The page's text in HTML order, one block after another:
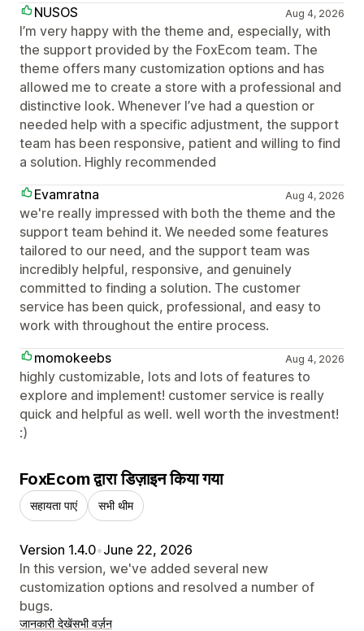
NUSOS
Aug 4, 2026
I’m very happy with the theme and, especially, with
the support provided by the FoxEcom team. The
theme offers many customization options and has
allowed me to create a store with a professional and
distinctive look. Whenever I’ve had a question or
needed help with a specific adjustment, the support
team has been responsive, patient and willing to find
a solution. Highly recommended
Evamratna
Aug 4, 2026
we're really impressed with both the theme and the
support team behind it. We needed some features
tailored to our need, and the support team was
incredibly helpful, responsive, and genuinely
committed to finding a solution. The customer
service has been quick, professional, and easy to
work with throughout the entire process.
momokeebs
Aug 4, 2026
highly customizable, lots and lots of features to
explore and implement! customer service is really
quick and helpful as well. well worth the investment!
:)
FoxEcom द्वारा डिज़ाइन किया गया
सहायता पाएं सभी थीम
Version 1.4.0•June 22, 2026
In this version, we've added several new
customization options and resolved a number of
bugs.
जानकारी देखेंसभी वर्ज़न